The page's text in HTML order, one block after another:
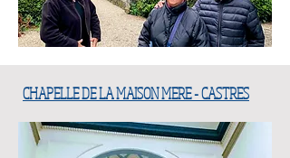
CHAPELLE DE LA MAISON MERE - CASTRES